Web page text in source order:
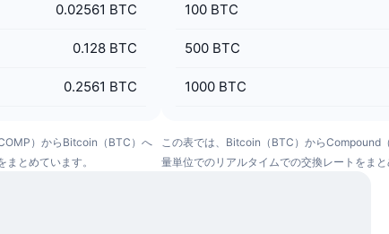
0.02561 BTC
0.128 BTC
0.2561 BTC
）からBitcoin（BTC）へ
とめています。
100 BTC
500 BTC
1000 BTC
この表では、Bitcoin（BTC）からCompound
量単位でのリアルタイムでの交換レートをまと